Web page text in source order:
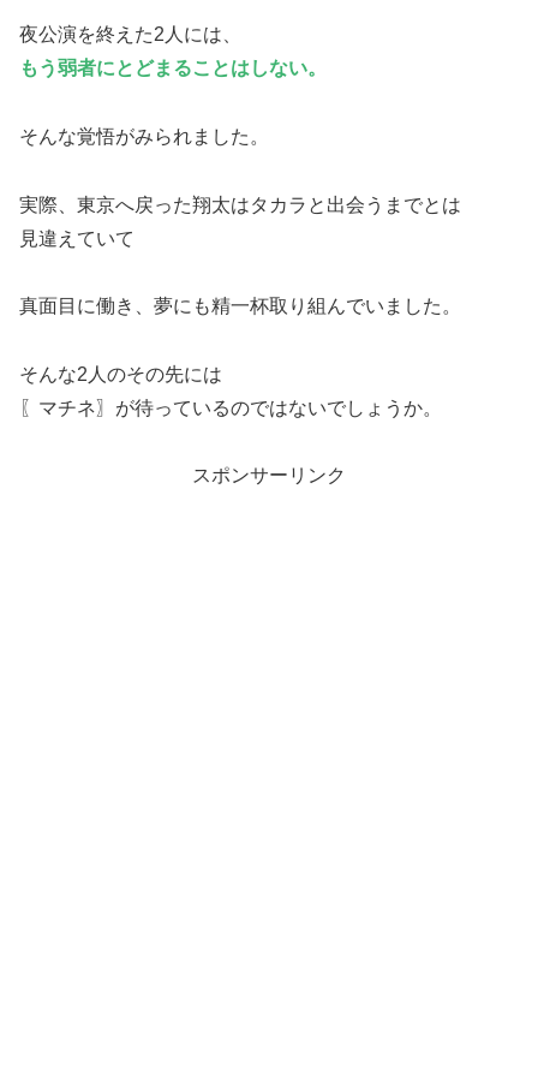
夜公演を終えた2人には、
もう弱者にとどまることはしない。
そんな覚悟がみられました。
実際、東京へ戻った翔太はタカラと出会うまでとは
見違えていて
真面目に働き、夢にも精一杯取り組んでいました。
そんな2人のその先には
〖マチネ〗が待っているのではないでしょうか。
スポンサーリンク